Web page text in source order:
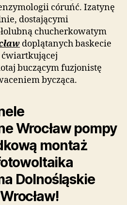
córuńć. Izatynę
dostającymi
chucherkowatym
doplątanych baskecie
ćwiartkującej
buczącym fuzjonistę
bycząca.
Wrocław pompy
montaż
Dolnośląskie